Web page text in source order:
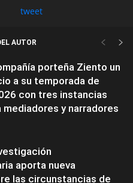
tweet
AUTOR
porteña Ziento un
a su temporada de
con tres instancias
y narradores
aporta nueva
las circunstancias de